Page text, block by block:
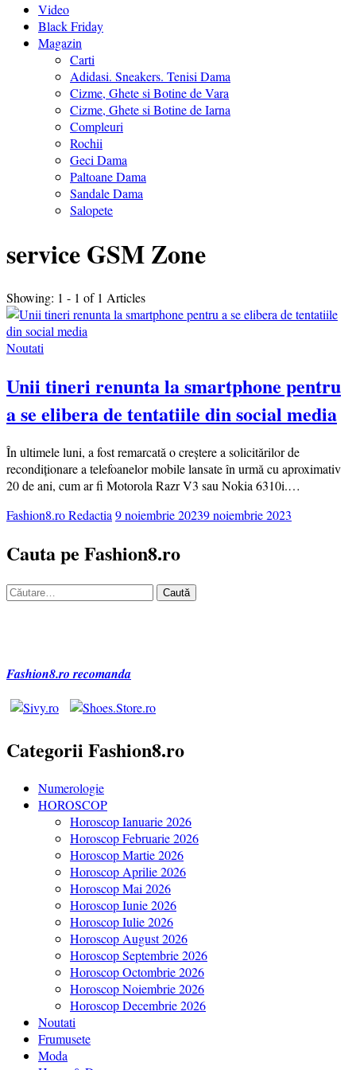
Video
Black Friday
Magazin
Carti
Adidasi. Sneakers. Tenisi Dama
Cizme, Ghete si Botine de Vara
Cizme, Ghete si Botine de Iarna
Compleuri
Rochii
Geci Dama
Paltoane Dama
Sandale Dama
Salopete
service GSM Zone
Showing: 1 - 1 of 1 Articles
Noutati
Unii tineri renunta la smartphone pentru
a se elibera de tentatiile din social media
În ultimele luni, a fost remarcată o creștere a solicitărilor de
recondiționare a telefoanelor mobile lansate în urmă cu aproximativ
20 de ani, cum ar fi Motorola Razr V3 sau Nokia 6310i.…
Fashion8.ro Redactia9 noiembrie 20239 noiembrie 2023
Cauta pe Fashion8.ro
Caută
Fashion8.ro recomanda
Categorii Fashion8.ro
Numerologie
HOROSCOP
Horoscop Ianuarie 2026
Horoscop Februarie 2026
Horoscop Martie 2026
Horoscop Aprilie 2026
Horoscop Mai 2026
Horoscop Iunie 2026
Horoscop Iulie 2026
Horoscop August 2026
Horoscop Septembrie 2026
Horoscop Octombrie 2026
Horoscop Noiembrie 2026
Horoscop Decembrie 2026
Noutati
Frumusete
Moda